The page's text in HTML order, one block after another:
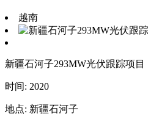
越南
新疆石河子293MW光伏跟踪项目
时间: 2020
地点: 新疆石河子